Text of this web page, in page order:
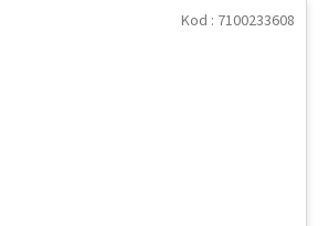
Kod : 7100233608